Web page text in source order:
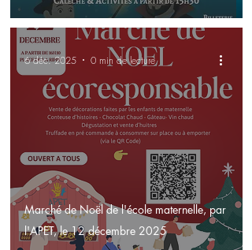
Marché de Noël de l'école maternelle, par
l'APET, le 12 décembre 2025
6 déc. 2025 0 min de lecture